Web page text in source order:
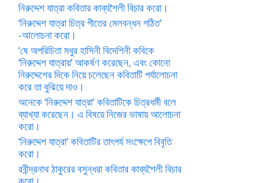
নিরুদ্দেশ যাত্রা কবিতার কাব্যশৈলী বিচার করো।
‘নিরুদ্দেশ যাত্রা চিত্র গীতের মেলবন্ধন গঠিত’
-আলোচনা করো।
‘ষে অপরিচিতা মধুর হাসিনী বিদেশিনী কবিকে
‘নিরুদ্দেশ যাত্রায়’ আকর্ষণ করেছেন, এবং কোনো
নিরুদ্দেশের দিকে নিয়ে চলেছেন কবিতাটি পর্যালোচনা
করে তা বুঝিয়ে দাও।
অনেকে ‘নিরুদ্দেশ যাত্রা’ কবিতাটিকে চিত্রধর্মী বলে
ব্যাখ্যা করেছেন। এ বিষয়ে নিজের ভাষায় আলোচনা
করো।
‘নিরুদ্দেশ যাত্রা’ কবিতাটির তাৎপর্য সংক্ষেপে বিবৃতি
করো।
রবীন্দ্রনাথ ঠাকুরের বসুন্ধরা কবিতার কাব্যশৈলী বিচার